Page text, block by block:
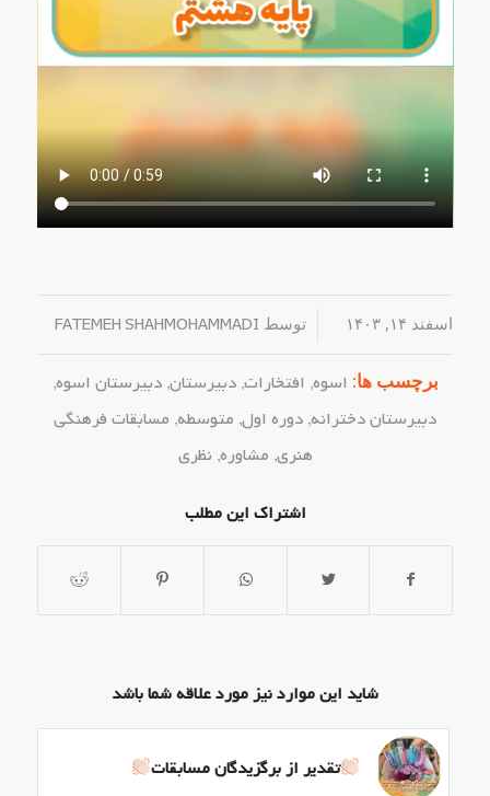
اسفند ۱۴, ۱۴۰۳ / توسط FATEMEH SHAHMOHAMMADI
برچسب ها: اسوه, افتخارات,دبیرستان,دبیرستان اسوه,
دبیرستان دخترانه, دوره اول, متوسطه, مسابقات فرهنگی
هنری, مشاوره, نظری
اشتراک این مطلب
شاید این موارد نیز مورد علاقه شما باشد
تقدیر از برگزیدگان مسابقات